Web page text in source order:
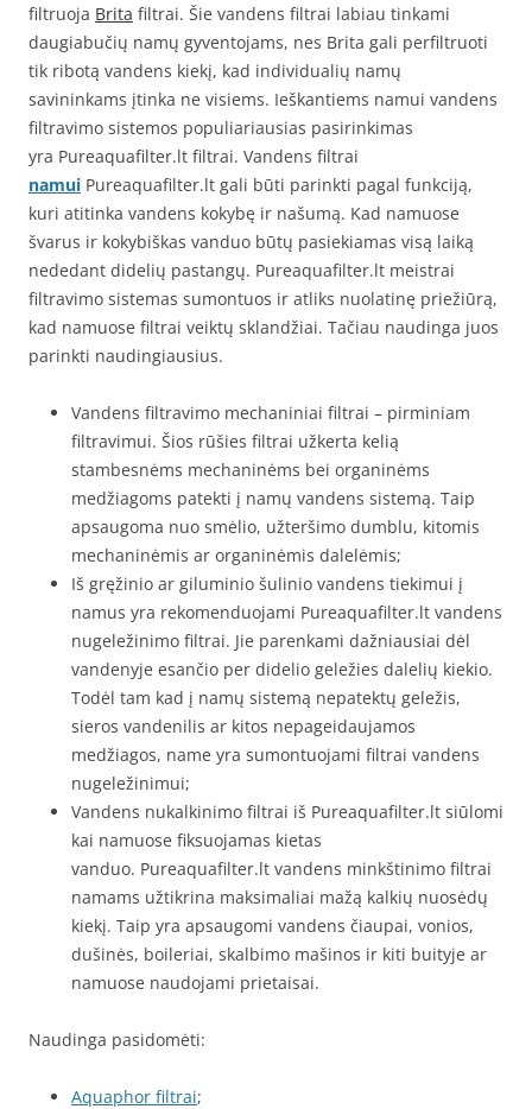
filtruoja Brita filtrai. Šie vandens filtrai labiau tinkami
daugiabučių namų gyventojams, nes Brita gali perfiltruoti
tik ribotą vandens kiekį, kad individualių namų
savininkams įtinka ne visiems. Ieškantiems namui vandens
filtravimo sistemos populiariausias pasirinkimas
yra Pureaquafilter.lt filtrai. Vandens filtrai
namui Pureaquafilter.lt gali būti parinkti pagal funkciją,
kuri atitinka vandens kokybę ir našumą. Kad namuose
švarus ir kokybiškas vanduo būtų pasiekiamas visą laiką
nededant didelių pastangų. Pureaquafilter.lt meistrai
filtravimo sistemas sumontuos ir atliks nuolatinę priežiūrą,
kad namuose filtrai veiktų sklandžiai. Tačiau naudinga juos
parinkti naudingiausius.
Vandens filtravimo mechaniniai filtrai – pirminiam
filtravimui. Šios rūšies filtrai užkerta kelią
stambesnėms mechaninėms bei organinėms
medžiagoms patekti į namų vandens sistemą. Taip
apsaugoma nuo smėlio, užteršimo dumblu, kitomis
mechaninėmis ar organinėmis dalelėmis;
Iš gręžinio ar giluminio šulinio vandens tiekimui į
namus yra rekomenduojami Pureaquafilter.lt vandens
nugeležinimo filtrai. Jie parenkami dažniausiai dėl
vandenyje esančio per didelio geležies dalelių kiekio.
Todėl tam kad į namų sistemą nepatektų geležis,
sieros vandenilis ar kitos nepageidaujamos
medžiagos, name yra sumontuojami filtrai vandens
nugeležinimui;
Vandens nukalkinimo filtrai iš Pureaquafilter.lt siūlomi
kai namuose fiksuojamas kietas
vanduo. Pureaquafilter.lt vandens minkštinimo filtrai
namams užtikrina maksimaliai mažą kalkių nuosėdų
kiekį. Taip yra apsaugomi vandens čiaupai, vonios,
dušinės, boileriai, skalbimo mašinos ir kiti buityje ar
namuose naudojami prietaisai.
Naudinga pasidomėti:
Aquaphor filtrai;